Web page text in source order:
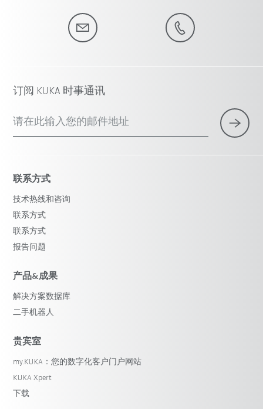
订阅 KUKA 时事通讯
请在此输入您的邮件地址
联系方式
技术热线和咨询
联系方式
联系方式
报告问题
产品&成果
解决方案数据库
二手机器人
贵宾室
my.KUKA：您的数字化客户门户网站
KUKA Xpert
下载